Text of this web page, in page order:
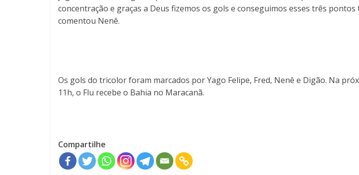
concentração e graças a Deus fizemos os gols e conseguimos esses três
comentou Nenê.
Os gols do tricolor foram marcados por Yago Felipe, Fred, Nenê e Digão. Na
11h, o Flu recebe o Bahia no Maracanã.
Compartilhe